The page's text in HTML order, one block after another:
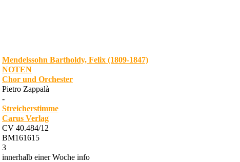
Mendelssohn Bartholdy, Felix (1809-1847)
NOTEN
Chor und Orchester
Pietro Zappalà
-
Streicherstimme
Carus Verlag
CV 40.484/12
BM161615
3
innerhalb einer Woche info